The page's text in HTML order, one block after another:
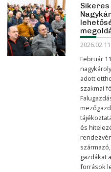
Február
adott
szakmai
és
gazdákat
források